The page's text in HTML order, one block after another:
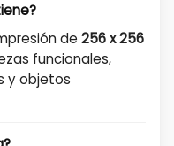
de 256 x 256
funcionales,
y objetos